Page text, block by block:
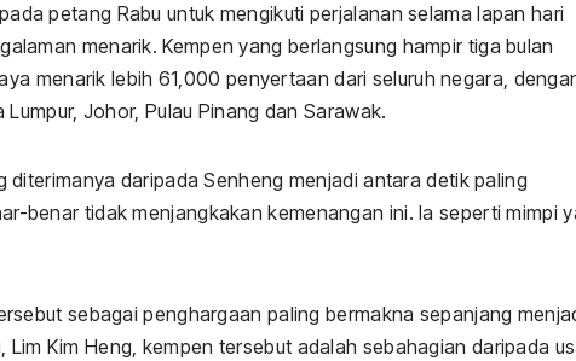
petang Rabu untuk mengikuti perjalanan selama lapan hari
menarik. Kempen yang berlangsung hampir tiga bulan
menarik lebih 61,000 penyertaan dari seluruh negara,
Johor, Pulau Pinang dan Sarawak.
diterimanya daripada Senheng menjadi antara detik paling
benar tidak menjangkakan kemenangan ini. Ia seperti mimpi
sebagai penghargaan paling bermakna sepanjang
Kim Heng, kempen tersebut adalah sebahagian daripada